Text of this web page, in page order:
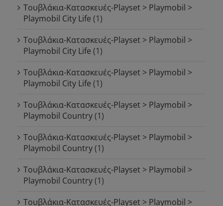
Τουβλάκια-Κατασκευές-Playset > Playmobil >
Playmobil City Life (1)
Τουβλάκια-Κατασκευές-Playset > Playmobil >
Playmobil City Life (1)
Τουβλάκια-Κατασκευές-Playset > Playmobil >
Playmobil City Life (1)
Τουβλάκια-Κατασκευές-Playset > Playmobil >
Playmobil Country(1)
Τουβλάκια-Κατασκευές-Playset > Playmobil >
Playmobil Country(1)
Τουβλάκια-Κατασκευές-Playset > Playmobil >
Playmobil Country(1)
Τουβλάκια-Κατασκευές-Playset > Playmobil >